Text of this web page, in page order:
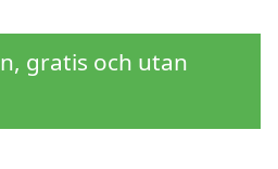
gratis och utan